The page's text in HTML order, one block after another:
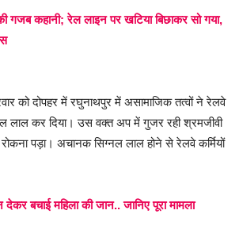
गजब कहानी; रेल लाइन पर खटिया बिछाकर सो गया,
को दोपहर में रघुनाथपुर में असामाजिक तत्वों ने रेलवे
लाल कर दिया। उस वक्त अप में गुजर रही श्रमजीवी
पड़ा। अचानक सिग्नल लाल होने से रेलवे कर्मियों
बचाई महिला की जान.. जानिए पूरा मामला